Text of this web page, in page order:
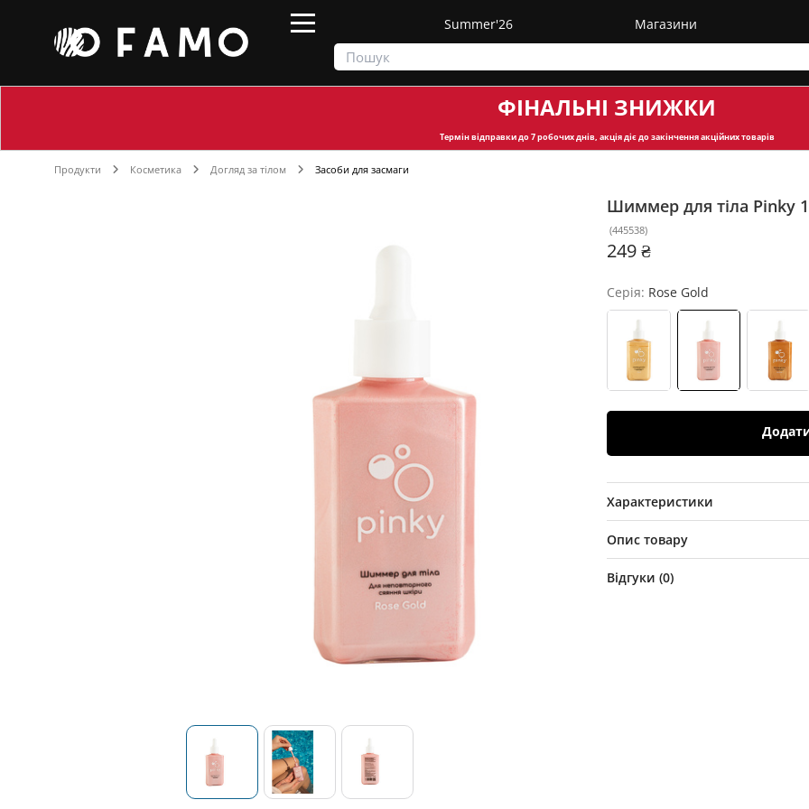
Summer'26 Магазини
ФІНАЛЬНІ ЗНИЖКИ
Термін відправкидо 7 робочих днів, акція діє до закінчення акційних товарів
Продукти Косметика Догляд за тілом Засоби для засмаги
Шиммер для тіла Pinky
(445538)
249 ₴
Серія: Rose Gold
Характеристики
Опис товару
Відгуки (0)